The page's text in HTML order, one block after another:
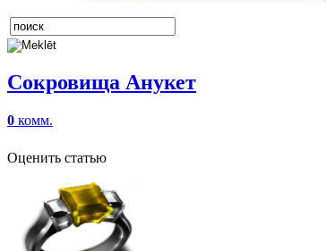
Сокровища Анукет
0 комм.
Оценить статью